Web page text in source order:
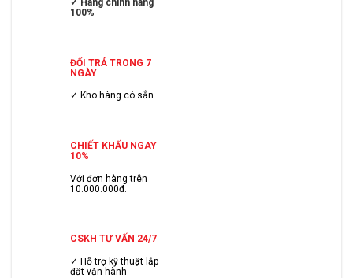
✓ Hàng chính hãng
100%
ĐỔI TRẢ TRONG 7
NGÀY
✓ Kho hàng có sẳn
CHIẾT KHẤU NGAY
10%
Với đơn hàng trên
10.000.000đ.
CSKH TƯ VẤN 24/7
✓ Hỗ trợ kỹ thuật lắp
đặt vận hành